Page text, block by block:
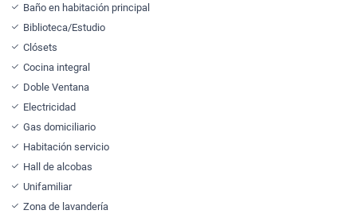
Baño en habitación principal
Biblioteca/Estudio
Clósets
Cocina integral
Doble Ventana
Electricidad
Gas domiciliario
Habitación servicio
Hall de alcobas
Unifamiliar
Zona de lavandería